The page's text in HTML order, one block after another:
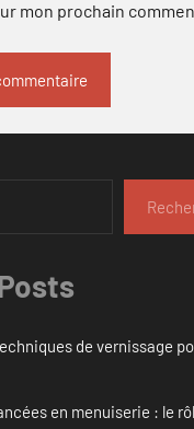
mon prochain
de vernissage
en menuiserie : le